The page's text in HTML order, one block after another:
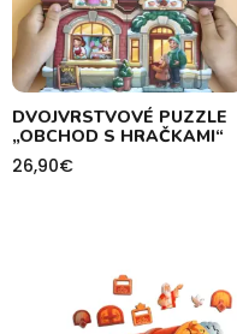
DVOJVRSTVOVÉ PUZZLE
„OBCHOD S HRAČKAMI“
26,90€